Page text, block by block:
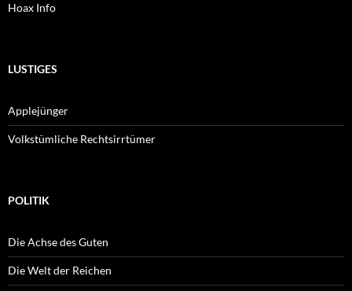
Hoax Info
LUSTIGES
Applejünger
Volkstümliche Rechtsirrtümer
POLITIK
Die Achse des Guten
Die Welt der Reichen